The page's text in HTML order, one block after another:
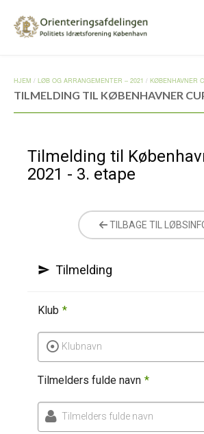
HJEM / LØB OG ARRANGEMENTER – 2021 / KØBENHAVNER
TILMELDING TIL KØBENHAVNER
Tilmelding til
2021 - 3. etape
TILBAGE TIL
Tilmelding
Klub *
Klubnavn
Tilmelders fulde navn *
Tilmelders fulde navn